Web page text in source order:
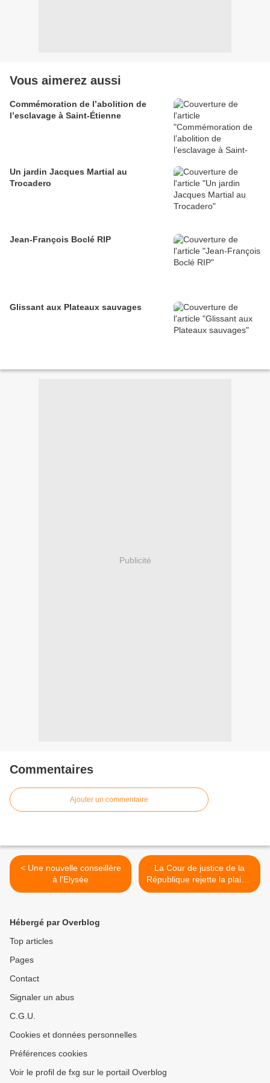
Vous aimerez aussi
Commémoration de l’abolition de
l’esclavage à Saint-Étienne
Un jardin Jacques Martial au
Trocadero
Jean-François Boclé RIP
Glissant aux Plateaux sauvages
Publicité
Commentaires
Ajouter un commentaire
< Une nouvelle conseillère
à l'Elysée
La Cour de justice de la
République rejette la plainte
de Teddy Valcy >
Hébergé par Overblog
Top articles
Pages
Contact
Signaler un abus
C.G.U.
Cookies et données personnelles
Préférences cookies
Voir le profil de fxg sur le portail Overblog